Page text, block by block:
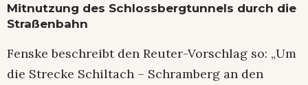
Mitnutzung des Schlossbergtunnels durch die
Straßenbahn
Fenske beschreibt den Reuter-Vorschlag so: „Um
die Strecke Schiltach – Schramberg an den